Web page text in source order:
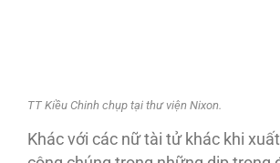
TT Kiều Chinh chụp tại thư viện Nixon.
Khác với các nữ tài tử khác khi